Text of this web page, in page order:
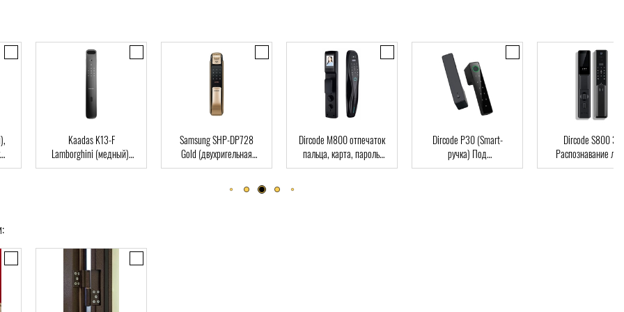
Kaadas K13-F
Lamborghini (медный),
Автомат, Face-ID,
Samsung SHP-DP728
Gold (двухригельная
врезная часть), Автомат,
Dircode M800 отпечаток
пальца, карта, пароль,
ключ, Wi-Fi, видеоглазок
Dircode P30 (Smart-
ручка) Под
межкомнатные двери,
Dircode S800 3D
Распознавание
код, карта,